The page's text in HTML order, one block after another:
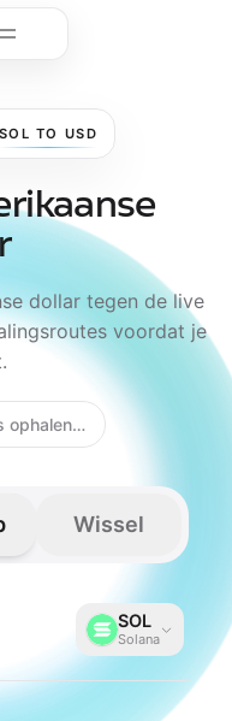
SOL TO USD
dollar tegen de live
voordat je
ophalen…
Wissel
SOL
Solana